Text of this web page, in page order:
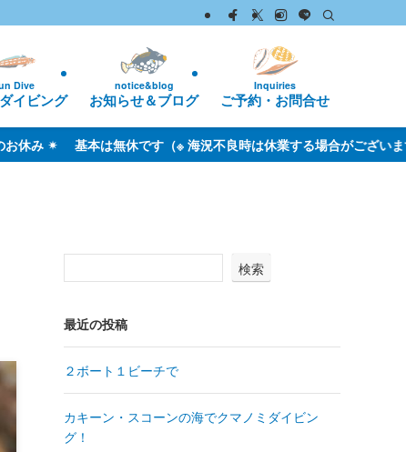
Dive
イビング
notice&blog
お知らせ＆ブログ
Inquiries
ご予約・お問合せ
休業する場合がございます）
検索
最近の投稿
２ボート１ビーチで
カキーン・スコーンの海でクマノミダイビン
グ！